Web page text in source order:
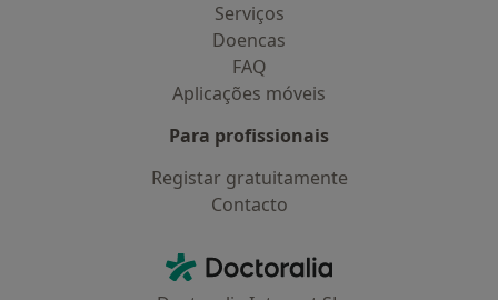
Serviços
Doencas
FAQ
Aplicações móveis
Para profissionais
Registar gratuitamente
Contacto
Doctoralia - Homepage